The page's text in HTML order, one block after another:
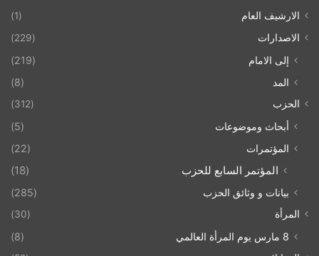
الارشيف العام
(1)
الاصدارات
(229)
إلى الامام
(219)
المد
(8)
الحزب (312)
أبحاث وموضوعات
(5)
المؤتمرات
(22)
المؤتمر السابع للحزب (18)
بيانات و وثائق الحزب (285)
المرأة (30)
8 مارس يوم المرأة العالمي (8)